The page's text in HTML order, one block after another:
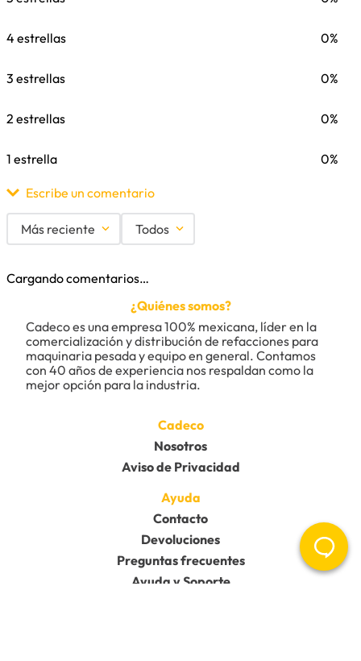
4 estrellas 0%
3 estrellas 0%
2 estrellas 0%
1 estrella 0%
Escribe un comentario
Califica el producto de 1 a 5 estrellas
★★★★★
Dirección de email
Escribe un comentario
Más reciente Todos
Cargando comentarios…
¿Quiénes somos?
Cadeco es una empresa 100% mexicana, líder en la
comercialización y distribución de refacciones para
maquinaria pesada y equipo en general. Contamos
con 40 años de experiencia nos respaldan como la
mejor opción para la industria.
Cadeco
Nosotros
Aviso de Privacidad
Ayuda
Contacto
Devoluciones
Preguntas frecuentes
Ayuda y Soporte